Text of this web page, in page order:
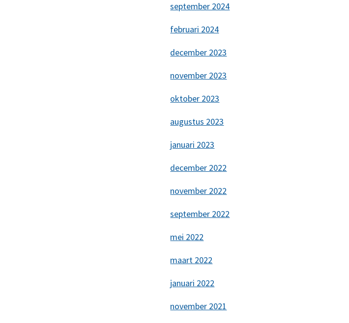
september 2024
februari 2024
december 2023
november 2023
oktober 2023
augustus 2023
januari 2023
december 2022
november 2022
september 2022
mei 2022
maart 2022
januari 2022
november 2021